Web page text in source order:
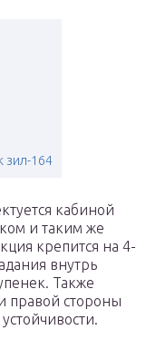
зил-164
кабиной
и таким же
крепится на 4-
внутрь
Также
правой стороны